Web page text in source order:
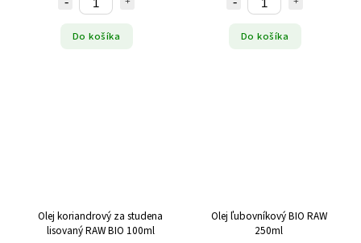
Do košíka Do košíka
Olej koriandrový za studena
lisovaný RAW BIO 100ml
Olej ľubovníkový BIO RAW
250ml